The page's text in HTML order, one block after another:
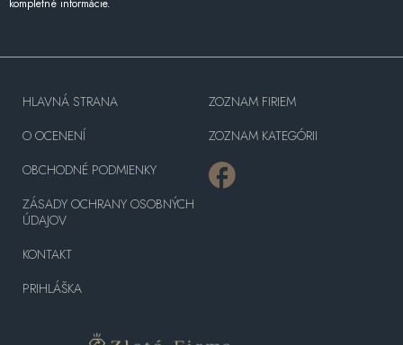
kompletné informácie.
HLAVNÁ STRANA
O OCENENÍ
OBCHODNÉ PODMIENKY
ZÁSADY OCHRANY OSOBNÝCH
ÚDAJOV
KONTAKT
PRIHLÁŠKA
ZOZNAM FIRIEM
ZOZNAM KATEGÓRII